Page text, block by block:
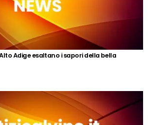
Adige esaltano i sapori della bella